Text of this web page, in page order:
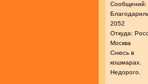
Сообщений:
2052
Откуда:
Москва
Снюсь в
кошмарах.
Недорого.